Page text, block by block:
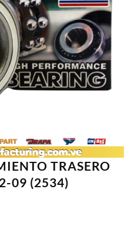
TRASERO
09 (2534)